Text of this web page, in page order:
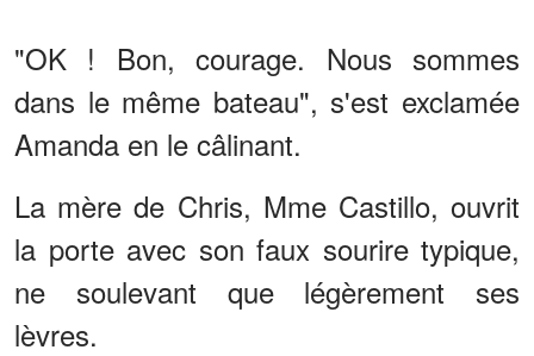
"OK ! Bon, courage. Nous sommes
dans le même bateau", s'est exclamée
Amanda en le câlinant.
La mère de Chris, Mme Castillo, ouvrit
la porte avec son faux sourire typique,
ne soulevant que légèrement ses
lèvres.